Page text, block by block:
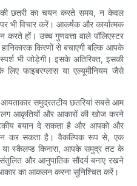
की छतरी का चयन करते समय, न केवल
भी विचार करें। आकर्षक और कार्यात्मक
करते हों। उच्च गुणवत्ता वाले पॉलिएस्टर
किरणों से बचाएगी बल्कि आपके
भी जोड़ेगी। इसके अतिरिक्त, इसकी
लिए फाइबरग्लास या एल्यूमीनियम जैसे
समुद्रतटीय छतरियां सबसे आम
आकृतियों और आकारों की खोज करने
बयान दे सकता है और आपको और
कर सकता है। वैकल्पिक रूप से, एक
या स्कैलप्ड किनारा, आपके समुद्र तट के
और आनुपातिक सौंदर्य बनाए रखने
का आकलन करना सुनिश्चित करें।